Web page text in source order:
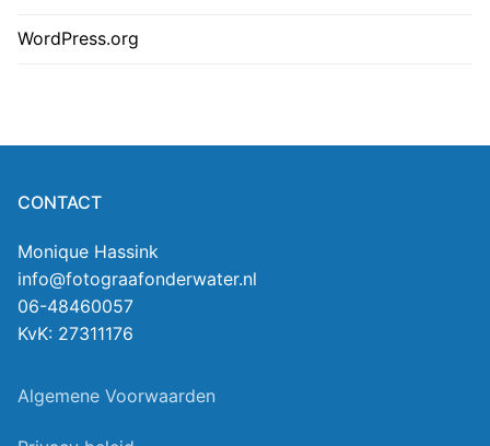
WordPress.org
CONTACT
Monique Hassink
info@fotograafonderwater.nl
06-48460057
KvK: 27311176
Algemene Voorwaarden